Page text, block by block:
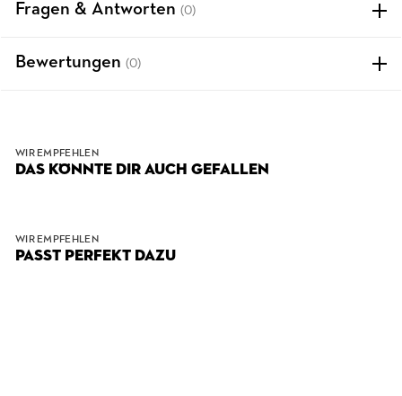
Fragen & Antworten (0)
Bewertungen (0)
WIR EMPFEHLEN
DAS KÖNNTE DIR AUCH GEFALLEN
WIR EMPFEHLEN
PASST PERFEKT DAZU